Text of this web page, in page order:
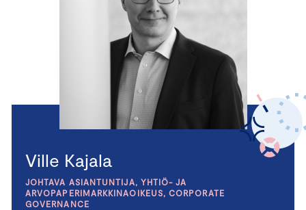
Ville Kajala
JOHTAVA ASIANTUNTIJA, YHTIÖ- JA
ARVOPAPERIMARKKINAOIKEUS, CORPORATE
GOVERNANCE